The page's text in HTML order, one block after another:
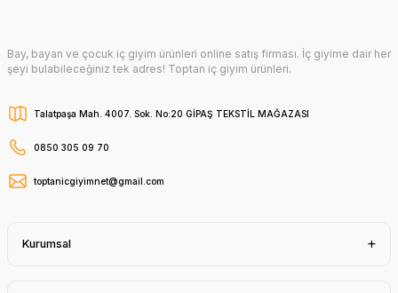
Bay, bayan ve çocuk iç giyim ürünleri online satış firması. İç giyime dair her
şeyi bulabileceğiniz tek adres! Toptan iç giyim ürünleri.
Talatpaşa Mah. 4007. Sok. No:20 GİPAŞ TEKSTİL MAĞAZASI
0850 305 09 70
toptanicgiyimnet@gmail.com
Kurumsal